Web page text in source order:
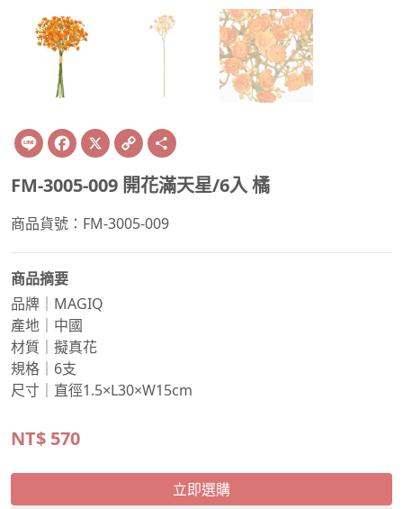
Line Facebook
X Copy
Link
FM-3005-009 開花滿天星/6入 橘
商品貨號：FM-3005-009
商品摘要
品牌｜MAGIQ
產地｜中國
材質｜擬真花
規格｜6支
尺寸｜直徑1.5×L30×W15cm
NT$ 570
立即選購